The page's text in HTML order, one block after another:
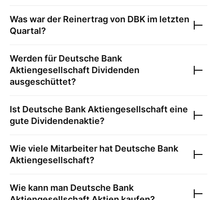
Was war der Reinertrag von DBK im letzten
Quartal?
Werden für Deutsche Bank
Aktiengesellschaft Dividenden
ausgeschüttet?
Ist Deutsche Bank Aktiengesellschaft eine
gute Dividendenaktie?
Wie viele Mitarbeiter hat Deutsche Bank
Aktiengesellschaft?
Wie kann man Deutsche Bank